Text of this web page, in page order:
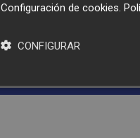
Configuración de cookies
CONFIGURAR